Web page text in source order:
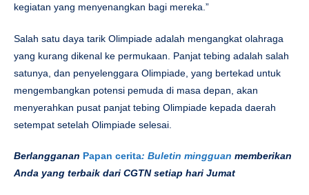
kegiatan yang menyenangkan bagi mereka.”
Salah satu daya tarik Olimpiade adalah mengangkat olahraga
yang kurang dikenal ke permukaan. Panjat tebing adalah salah
satunya, dan penyelenggara Olimpiade, yang bertekad untuk
mengembangkan potensi pemuda di masa depan, akan
menyerahkan pusat panjat tebing Olimpiade kepada daerah
setempat setelah Olimpiade selesai.
Berlangganan Papan cerita: Buletin mingguan memberikan
Anda yang terbaik dari CGTN setiap hari Jumat